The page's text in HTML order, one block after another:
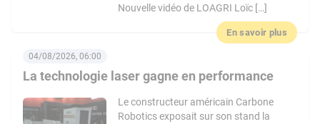
Nouvelle vidéo de LOAGRI Loïc […]
En savoir plus
La technologie laser gagne en performance
04/08/2026, 06:00
Le constructeur américain Carbone
Robotics exposait sur son stand la